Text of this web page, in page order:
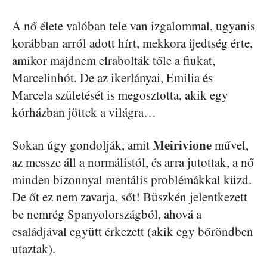
A nő élete valóban tele van izgalommal, ugyanis
korábban arról adott hírt, mekkora ijedtség érte,
amikor majdnem elrabolták tőle a fiukat,
Marcelinhót. De az ikerlányai, Emilia és
Marcela születését is megosztotta, akik egy
kórházban jöttek a világra…
Sokan úgy gondolják, amitMeirivioneművel,
az messze áll a normálistól, és arra jutottak, a nő
minden bizonnyal mentális problémákkal küzd.
De őt ez nem zavarja, sőt! Büszkén jelentkezett
be nemrég Spanyolországból, ahová a
családjával együtt érkezett (akik egy bőröndben
utaztak).